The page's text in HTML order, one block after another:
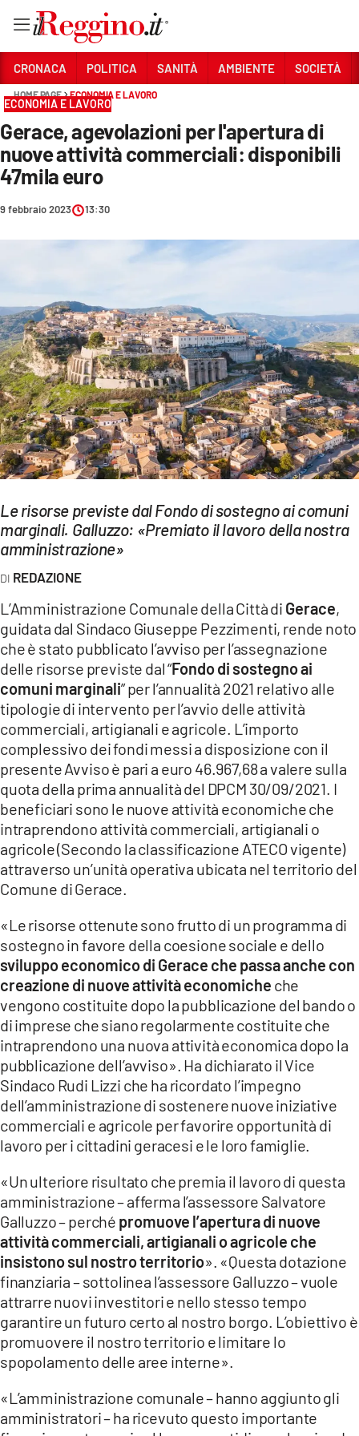
Sezioni
CRONACA
POLITICA
SANITÀ
AMBIENTE
CULTURA
ECONOMIA E LAVORO
EVENTI
SPORT
Streaming
LAC NETWORK
LAC ONAIR
Network
LACPLAY.IT
LACTV.IT
LACONAIR.IT
LACITYMAG.IT
ILREGGINO.IT
COSENZACHANNEL.IT
ILVIBONESE.IT
CATANZAROCHANNEL.IT
LACAPITALENEWS.IT
App
ANDROID
APPLE
CRONACA POLITICA SANITÀ AMBIENTE SOCIETÀ
HOME PAGE ECONOMIA E LAVORO
ECONOMIA E LAVORO
Gerace, agevolazioni per l'apertura di
nuove attività commerciali: disponibili
47mila euro
9 febbraio 2023 13:30
Le risorse previste dal Fondo di sostegno ai comuni
marginali. Galluzzo: «Premiato il lavoro della nostra
amministrazione»
REDAZIONE
L’Amministrazione Comunale della Città di Gerace,
guidata dal Sindaco Giuseppe Pezzimenti, rende noto
che è stato pubblicato l’avviso per l’assegnazione
delle risorse previste dal “Fondo di sostegno ai
comuni marginali” per l’annualità 2021 relativo alle
tipologie di intervento per l’avvio delle attività
commerciali, artigianali e agricole. L’importo
complessivo dei fondi messi a disposizione con il
presente Avviso è pari a euro 46.967,68 a valere sulla
quota della prima annualità del DPCM 30/09/2021. I
beneficiari sono le nuove attività economiche che
intraprendono attività commerciali, artigianali o
agricole (Secondo la classificazione ATECO vigente)
attraverso un’unità operativa ubicata nel territorio del
Comune di Gerace.
«Le risorse ottenute sono frutto di un programma di
sostegno in favore della coesione sociale e dello
sviluppo economico di Gerace che passa anche con
creazione di nuove attività economiche che
vengono costituite dopo la pubblicazione del bando o
di imprese che siano regolarmente costituite che
intraprendono una nuova attività economica dopo la
pubblicazione dell’avviso». Ha dichiarato il Vice
Sindaco Rudi Lizzi che ha ricordato l’impegno
dell’amministrazione di sostenere nuove iniziative
commerciali e agricole per favorire opportunità di
lavoro per i cittadini geracesi e le loro famiglie.
«Un ulteriore risultato che premia il lavoro di questa
amministrazione – afferma l’assessore Salvatore
Galluzzo – perché promuove l’apertura di nuove
attività commerciali, artigianali o agricole che
insistono sul nostro territorio». «Questa dotazione
finanziaria – sottolinea l’assessore Galluzzo – vuole
attrarre nuovi investitori e nello stesso tempo
garantire un futuro certo al nostro borgo. L’obiettivo è
promuovere il nostro territorio e limitare lo
spopolamento delle aree interne».
«L’amministrazione comunale – hanno aggiunto gli
amministratori – ha ricevuto questo importante